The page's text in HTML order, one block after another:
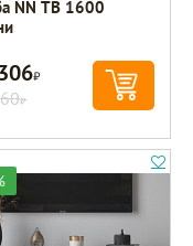
NN ТВ 1600
Р
Р